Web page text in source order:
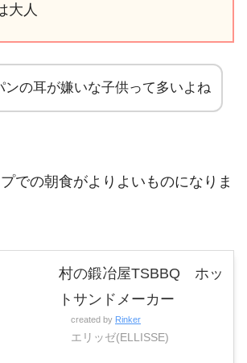
大人
ンの耳が嫌いな子供って多いよね
での朝食がよりよいものになりま
村の鍛冶屋TSBBQ ホッ
トサンドメーカー
created by Rinker
エリッゼ(ELLISSE)